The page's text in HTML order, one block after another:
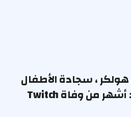
، سجادة الأطفال